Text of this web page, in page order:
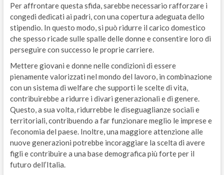
Per affrontare questa sfida, sarebbe necessario rafforzare i
congedi dedicati ai padri, con una copertura adeguata dello
stipendio. In questo modo, si può ridurre il carico domestico
che spesso ricade sulle spalle delle donne e consentire loro di
perseguire con successo le proprie carriere.
Mettere giovani e donne nelle condizioni di essere
pienamente valorizzati nel mondo del lavoro, in combinazione
con un sistema di welfare che supporti le scelte di vita,
contribuirebbe a ridurre i divari generazionali e di genere.
Questo, a sua volta, ridurrebbe le diseguaglianze sociali e
territoriali, contribuendo a far funzionare meglio le imprese e
l’economia del paese. Inoltre, una maggiore attenzione alle
nuove generazioni potrebbe incoraggiare la scelta di avere
figli e contribuire a una base demografica più forte per il
futuro dell’Italia.